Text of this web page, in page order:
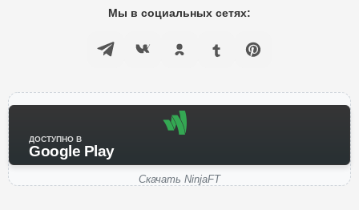
Мы в социальных сетях:
ДОСТУПНО В
Google Play
Скачать NinjaFT